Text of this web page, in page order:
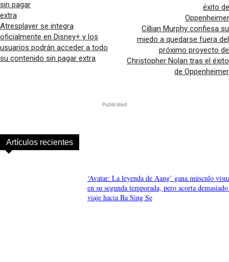
Atresplayer se integra
oficialmente en Disney+ y los
usuarios podrán acceder a todo
su contenido sin pagar extra
Cillian Murphy confiesa su
miedo a quedarse fuera del
próximo proyecto de
Christopher Nolan tras el éxito
de Oppenheimer
Publicidad
Artículos recientes
‘Avatar: La leyenda de Aang’ gana músculo
en su segunda temporada, pero acorta
viaje hacia Ba Sing Se